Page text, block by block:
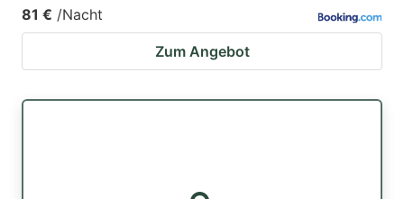
81 € /Nacht
Zum Angebot